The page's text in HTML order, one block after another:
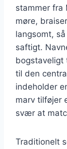
stammer fra
møre,
langsomt,
saftigt.
bogstaveligt
til den
indeholder
marv tilføjer
svær at
Traditionelt